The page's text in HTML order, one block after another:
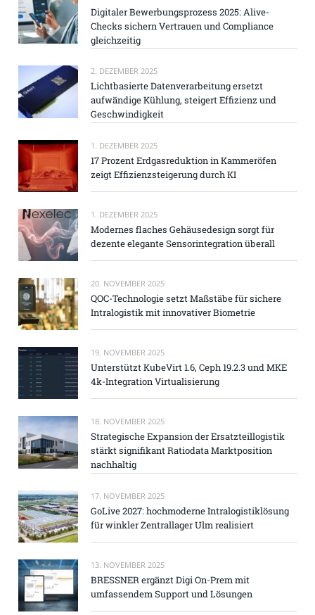
Digitaler Bewerbungsprozess 2025: Alive-
Checks sichern Vertrauen und Compliance
gleichzeitig
2. DEZEMBER 2025
Lichtbasierte Datenverarbeitung ersetzt
aufwändige Kühlung, steigert Effizienz und
Geschwindigkeit
1. DEZEMBER 2025
17 Prozent Erdgasreduktion in Kammeröfen
zeigt Effizienzsteigerung durch KI
1. DEZEMBER 2025
Modernes flaches Gehäusedesign sorgt für
dezente elegante Sensorintegration überall
20. NOVEMBER 2025
QOC-Technologie setzt Maßstäbe für sichere
Intralogistik mit innovativer Biometrie
19. NOVEMBER 2025
Unterstützt KubeVirt 1.6, Ceph 19.2.3 und MKE
4k-Integration Virtualisierung
18. NOVEMBER 2025
Strategische Expansion der Ersatzteillogistik
stärkt signifikant Ratiodata Marktposition
nachhaltig
17. NOVEMBER 2025
GoLive 2027: hochmoderne Intralogistiklösung
für winkler Zentrallager Ulm realisiert
13. NOVEMBER 2025
BRESSNER ergänzt Digi On-Prem mit
umfassendem Support und Lösungen